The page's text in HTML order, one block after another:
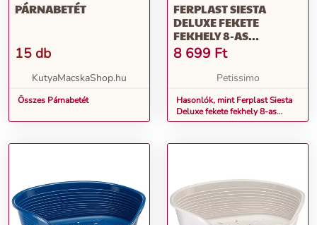
PÁRNABETÉT
15 db
KutyaMacskaShop.hu
Összes Párnabetét
FERPLAST SIESTA
DELUXE FEKETE
FEKHELY 8-AS
(70208917)
8 699 Ft
Petissimo
Hasonlók, mint Ferplast Siesta
Deluxe fekete fekhely 8-as
(70208917)